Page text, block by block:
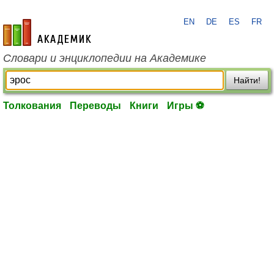
academic.ru
EN DE ES FR
Словари и энциклопедии на Академике
Найти!
Толкования Переводы Книги Игры ⚽